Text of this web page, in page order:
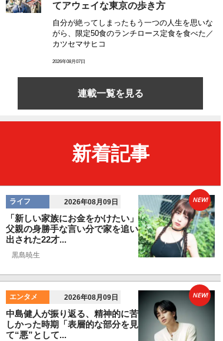
てアウェイな東京の歩き方
自分が絶ってしまったもう一つの人生を思いな
がら、限定50食のランチロース定食を食べた／
カツセマサヒコ
2026年08月07日
連載一覧を見る
新着記事
ライフ 2026年08月09日
「新しい家族にお金をかけたい」
父親の身勝手な言い分で家を追い
出された22才...
黒島暁生
NEW!
エンタメ 2026年08月09日
中島健人が振り返る、精神的に苦
しかった時期「表層的な部分を見
て“悪”として...
NEW!